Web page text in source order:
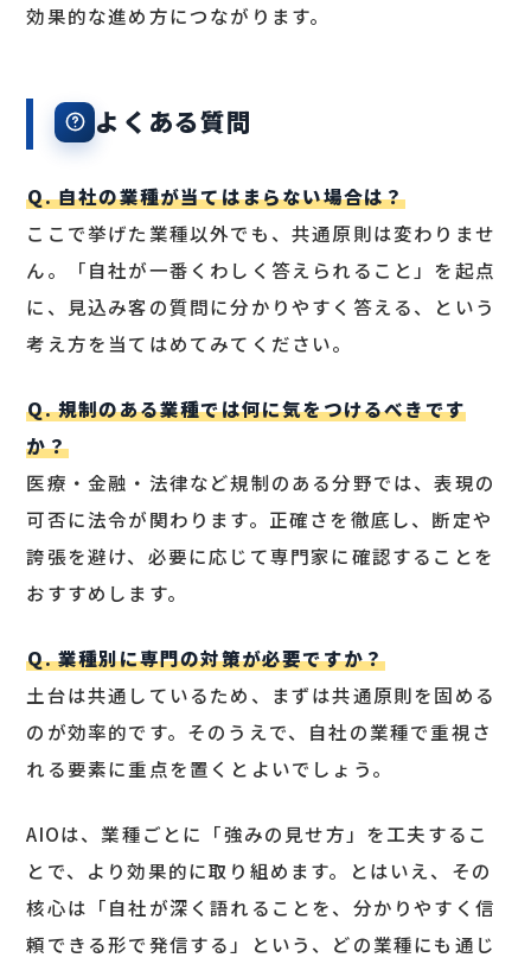
効果的な進め方につながります。
よくある質問
Q. 自社の業種が当てはまらない場合は？
ここで挙げた業種以外でも、共通原則は変わりませ
ん。「自社が一番くわしく答えられること」を起点
に、見込み客の質問に分かりやすく答える、という
考え方を当てはめてみてください。
Q. 規制のある業種では何に気をつけるべきです
か？
医療・金融・法律など規制のある分野では、表現の
可否に法令が関わります。正確さを徹底し、断定や
誇張を避け、必要に応じて専門家に確認することを
おすすめします。
Q. 業種別に専門の対策が必要ですか？
土台は共通しているため、まずは共通原則を固める
のが効率的です。そのうえで、自社の業種で重視さ
れる要素に重点を置くとよいでしょう。
AIOは、業種ごとに「強みの見せ方」を工夫するこ
とで、より効果的に取り組めます。とはいえ、その
核心は「自社が深く語れることを、分かりやすく信
頼できる形で発信する」という、どの業種にも通じ